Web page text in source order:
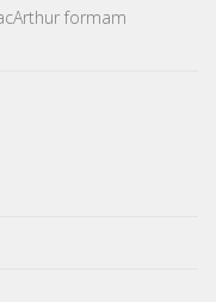
formam